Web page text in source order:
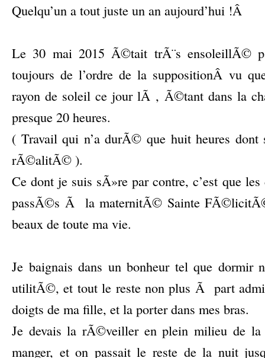
Quelqu’un a tout juste un an aujourd’hui !Â
Le 30 mai 2015 Ã©tait trÃ¨s ensoleillÃ©
toujours de l’ordre de la suppositionÂ vu
rayon de soleil ce jour lÃ , Ã©tant dans la
presque 20 heures.
( Travail qui n’a durÃ© que huit heures
rÃ©alitÃ© ).
Ce dont je suis sÃ»re par contre, c’est que
passÃ©s Ã la maternitÃ© Sainte
beaux de toute ma vie.
Je baignais dans un bonheur tel que dormir
utilitÃ©, et tout le reste non plus Ã part
doigts de ma fille, et la porter dans mes bras.
Je devais la rÃ©veiller en plein milieu de
manger, et on passait le reste de la nuit